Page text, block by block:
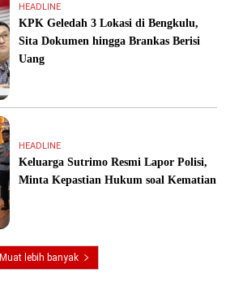
HEADLINE
KPK Geledah 3 Lokasi di Bengkulu,
Sita Dokumen hingga Brankas Berisi
Uang
HEADLINE
Keluarga Sutrimo Resmi Lapor Polisi,
Minta Kepastian Hukum soal Kematian
Muat lebih banyak